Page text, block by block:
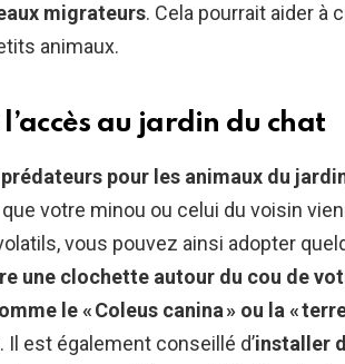
migrateurs. Cela pourrait aider à
animaux.
au jardin du chat
pour les animaux du
votre minou ou celui du voisin
vous pouvez ainsi adopter
une clochette autour du cou de
le « Coleus canina » ou la «
Il est également conseillé d’installer